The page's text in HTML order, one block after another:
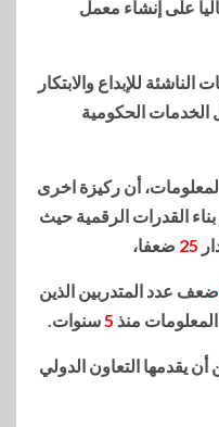
على إنشاء معمل
للإبداع والابتكار
الحكومية
أن ركيزة اخرى
القدرات الرقمية حيث
25 ضعفا،
ضعف عدد المتدربين الذين
المعلومات منذ 5سنوات.
يقدمها التعاون الدولي